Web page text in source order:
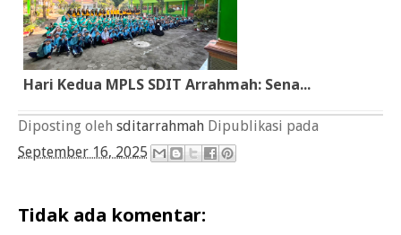
Hari Kedua MPLS SDIT Arrahmah: Sena...
Diposting oleh sditarrahmah Dipublikasi pada
September 16, 2025
Tidak ada komentar: